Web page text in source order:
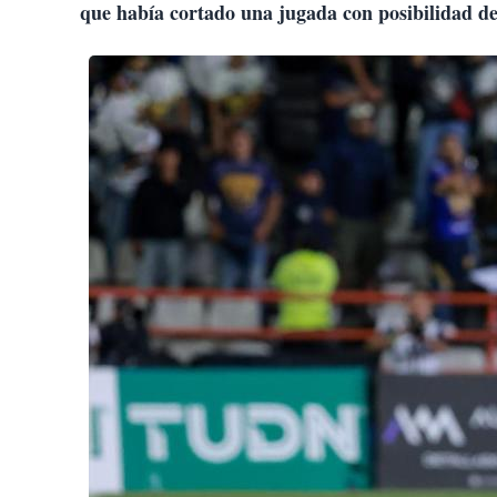
que había cortado una jugada con posibilidad